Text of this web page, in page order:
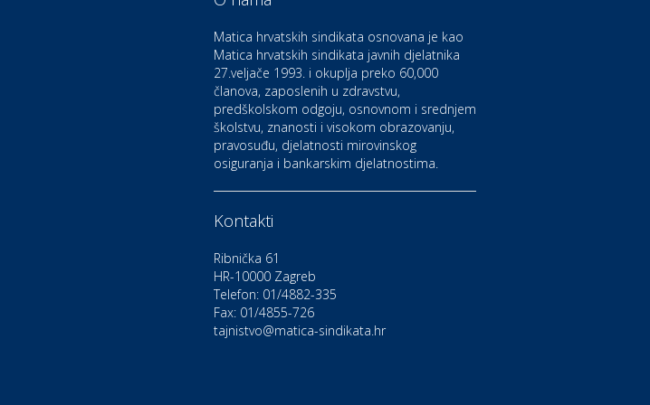
Kultura i edukacija
Kazalište Kerempuh
Kultura i edukacija
Kazalište ZKM
Auto-moto i tehnika
Zdravlje i osiguranje
UNIQA osiguranje
Matica hrvatskih sindikata osnovana je kao
Matica hrvatskih sindikata javnih djelatnika
27.veljače 1993. i okuplja preko 60,000
članova, zaposlenih u zdravstvu,
predškolskom odgoju, osnovnom i srednjem
školstvu, znanosti i visokom obrazovanju,
pravosuđu, djelatnosti mirovinskog
osiguranja i bankarskim djelatnostima.
Kontakti
Ribnička 61
HR-10000 Zagreb
Telefon: 01/4882-335
Fax: 01/4855-726
tajnistvo@matica-sindikata.hr